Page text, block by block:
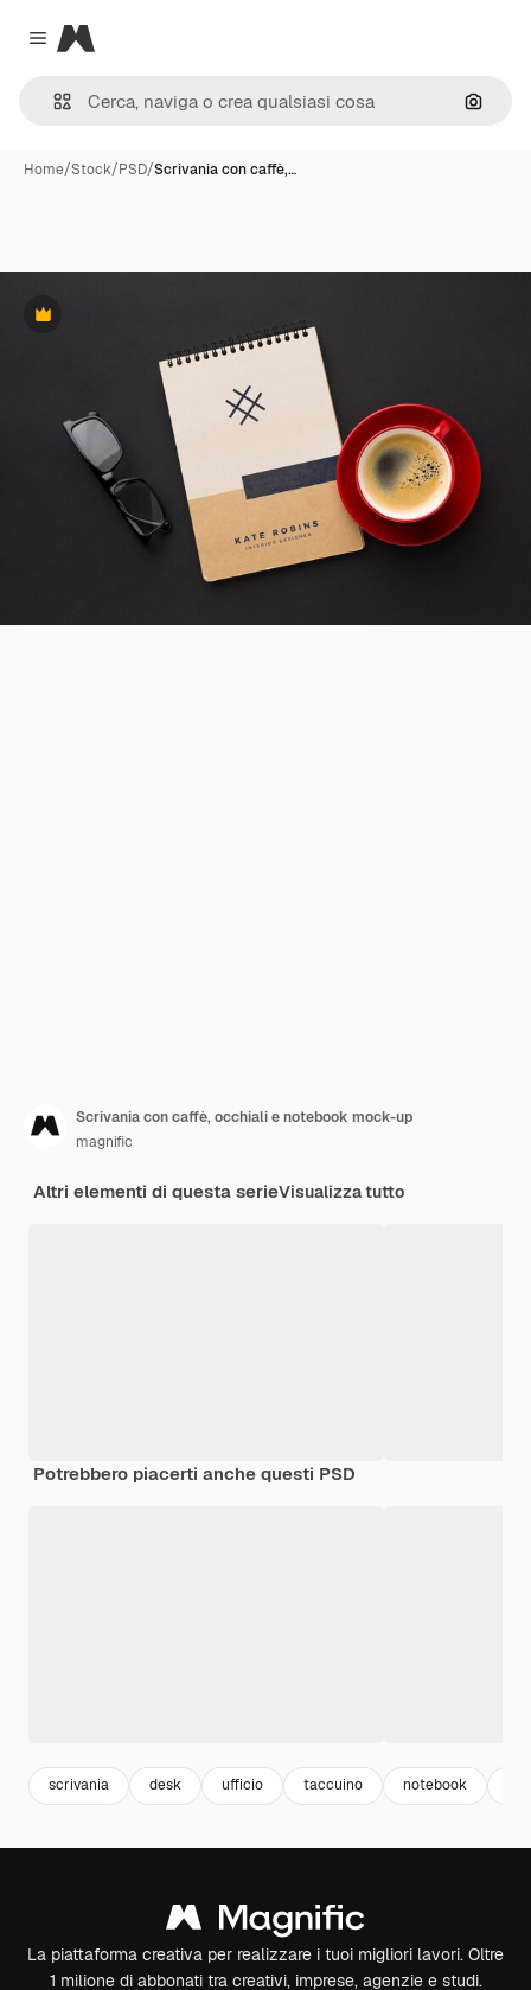
Close menu
Magnific
Cerca
Home/Stock/PSD/Scrivania con caffè,…
Premium
Scrivania con caffè, occhiali e notebook mock-up
magnific
Altri elementi di questa serieVisualizza tutto
Potrebbero piacerti anche questi PSD
scrivania desk ufficio taccuino notebook
La piattaforma creativa per realizzare i tuoi migliori lavori. Oltre
1 milione di abbonati tra creativi, imprese, agenzie e studi.